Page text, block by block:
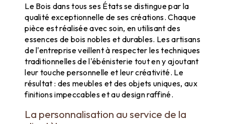
Le Bois dans tous ses États se distingue par la
qualité exceptionnelle de ses créations. Chaque
pièce est réalisée avec soin, en utilisant des
essences de bois nobles et durables. Les artisans
de l'entreprise veillent à respecter les techniques
traditionnelles de l'ébénisterie tout en y ajoutant
leur touche personnelle et leur créativité. Le
résultat : des meubles et des objets uniques, aux
finitions impeccables et au design raffiné.
La personnalisation au service de la